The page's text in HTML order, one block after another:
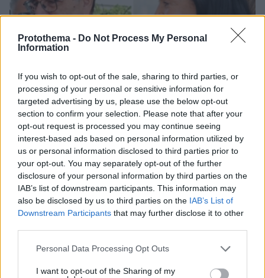
Protothema - Do Not Process My Personal
Information
If you wish to opt-out of the sale, sharing to third parties, or
processing of your personal or sensitive information for
targeted advertising by us, please use the below opt-out
section to confirm your selection. Please note that after your
opt-out request is processed you may continue seeing
interest-based ads based on personal information utilized by
us or personal information disclosed to third parties prior to
your opt-out. You may separately opt-out of the further
disclosure of your personal information by third parties on the
IAB’s list of downstream participants. This information may
also be disclosed by us to third parties on the IAB’s List of
Downstream Participants that may further disclose it to other
Please note that this website/app uses one or more Google
not limited to your visit or usage behaviour. You may click to
Personal Data Processing Opt Outs
I want to opt-out of the Sharing of my
Στο Α΄ Νεκροταφείο το μνημόσυνο για τον έναν
χρόνο από τον θάνατο της Λένας Σαμαρά
07.08.2026, 10:26
Τουρκία, Σαουδική Αραβία και
συμφωνία: «Επίθεση σε έναν θα